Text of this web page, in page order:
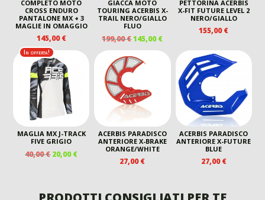
COMPLETO MOTO
CROSS ENDURO
PANTALONE MX + 3
MAGLIE IN OMAGGIO
145,00€
GIACCA MOTO
TOURING ACERBIS X-
TRAIL NERO/GIALLO
FLUO
199,00€IL
PREZZO
ORIGINALE
ERA:
145,00€IL
PREZZO
ATTUALE
145,00 €.
PETTORINA ACERBIS
X-FIT FUTURE LEVEL 2
NERO/GIALLO
155,00€
In offerta!
MAGLIA MX J-TRACK
FIVE GRIGIO
40,00€ IL
40,00 €.
20,00€IL
20,00 €.
ACERBIS PARADISCO
ANTERIORE X-BRAKE
ORANGE/WHITE
27,00€
ACERBIS PARADISCO
ANTERIORE X-FUTURE
BLUE
27,00€